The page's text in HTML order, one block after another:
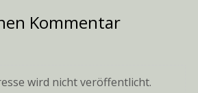
Kommentar
wird nicht veröffentlicht.